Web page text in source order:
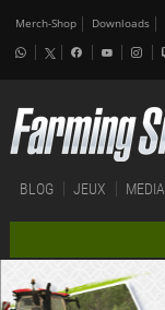
Merch-Shop Downloads
BLOG JEUX MEDIA